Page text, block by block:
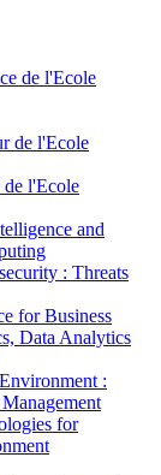
de l'Ecole
de l'Ecole
l'Ecole
and
: Threats
for Business
Data Analytics
:
for